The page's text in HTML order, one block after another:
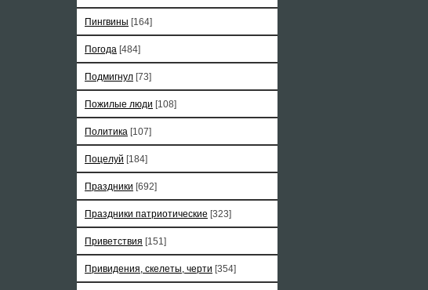
Пингвины [164]
Погода [484]
Подмигнул [73]
Пожилые люди [108]
Политика [107]
Поцелуй [184]
Праздники [692]
Праздники патриотические [323]
Приветствия [151]
Привидения, скелеты, черти [354]